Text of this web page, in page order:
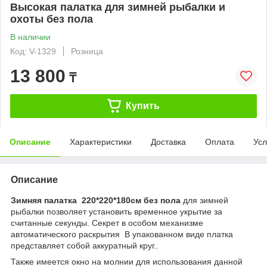
Высокая палатка для зимней рыбалки и
охоты без пола
В наличии
Код: V-1329
Розница
13 800 ₸
Купить
Описание Характеристики Доставка Оплата
Описание
Зимняя палатка 220*220*180см без пола для зимней
рыбалки позволяет установить временное укрытие за
считанные секунды. Секрет в особом механизме
автоматического раскрытия В упакованном виде платка
представляет собой аккуратный круг..
Также имеется окно на молнии для использования данной